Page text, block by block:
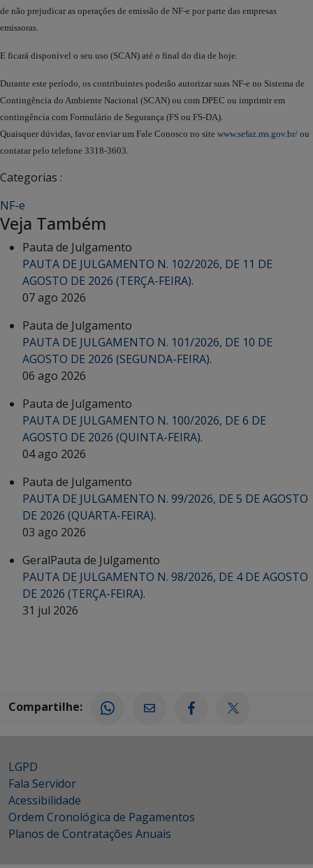
de não prejudicar as operações de emissão de NF-e por parte das empresas
emissoras.
E ficará disponível o seu uso (SCAN) até o final do dia de hoje.
Durante este período, os contribuintes poderão autorizar suas NF-e no Sistema de
Contingência do Ambiente Nacional (SCAN) ou com DPEC ou imprimir em
contingência com Formulário de Segurança (FS ou FS-DA).
Quaisquer dúvidas, favor enviar um Fale Conosco no site www.sefaz.ms.gov.br/ ou
contatar pelo telefone 3318-3603.
Categorias :
NF-e
Veja Também
Pauta de Julgamento
PAUTA DE JULGAMENTO N. 102/2026, DE 11 DE
AGOSTO DE 2026 (TERÇA-FEIRA).
07 ago 2026
Pauta de Julgamento
PAUTA DE JULGAMENTO N. 101/2026, DE 10 DE
AGOSTO DE 2026 (SEGUNDA-FEIRA).
06 ago 2026
Pauta de Julgamento
PAUTA DE JULGAMENTO N. 100/2026, DE 6 DE
AGOSTO DE 2026 (QUINTA-FEIRA).
04 ago 2026
Pauta de Julgamento
PAUTA DE JULGAMENTO N. 99/2026, DE 5 DE AGOSTO
DE 2026 (QUARTA-FEIRA).
03 ago 2026
GeralPauta de Julgamento
PAUTA DE JULGAMENTO N. 98/2026, DE 4 DE AGOSTO
DE 2026 (TERÇA-FEIRA).
31 jul 2026
Compartilhe:
LGPD
Fala Servidor
Acessibilidade
Ordem Cronológica de Pagamentos
Planos de Contratações Anuais